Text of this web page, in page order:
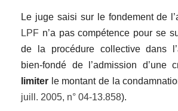
Le juge saisi sur le fondement de
LPF n’a pas compétence pour se
de la procédure collective dans
bien-fondé de l’admission d’une
limiter le montant de la
juill. 2005, n° 04-13.858).